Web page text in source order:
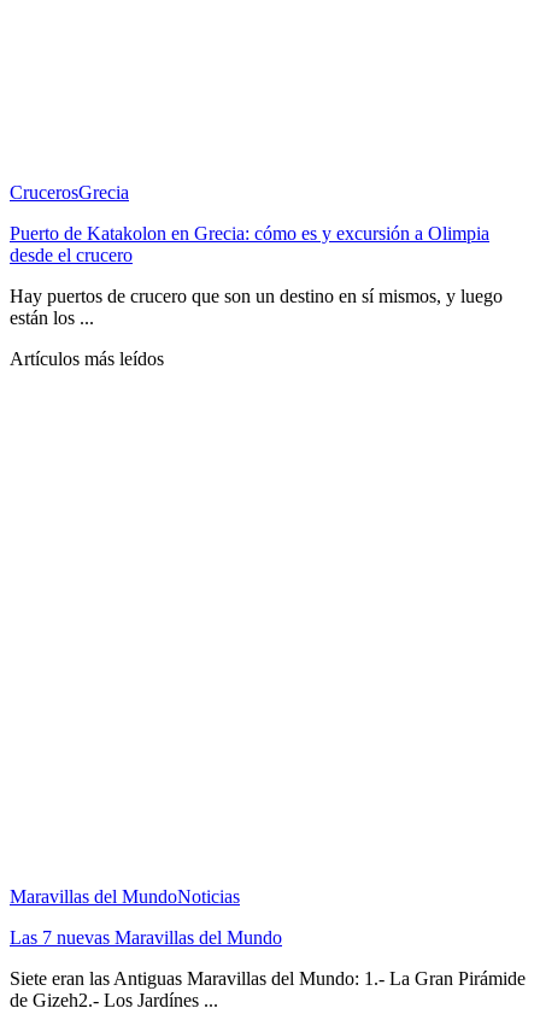
CrucerosGrecia
Puerto de Katakolon en Grecia: cómo es y excursión a Olimpia
desde el crucero
Hay puertos de crucero que son un destino en sí mismos, y luego
están los ...
Artículos más leídos
Maravillas del MundoNoticias
Las 7 nuevas Maravillas del Mundo
Siete eran las Antiguas Maravillas del Mundo: 1.- La Gran Pirámide
de Gizeh2.- Los Jardínes ...